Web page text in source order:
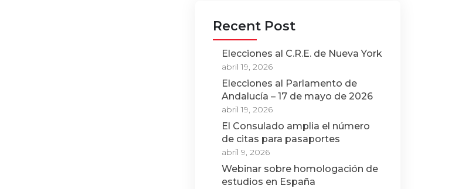
Recent Post
Elecciones al C.R.E. de Nueva York
abril 19, 2026
Elecciones al Parlamento de
Andalucía – 17 de mayo de 2026
abril 19, 2026
El Consulado amplia el número
de citas para pasaportes
abril 9, 2026
Webinar sobre homologación de
estudios en España